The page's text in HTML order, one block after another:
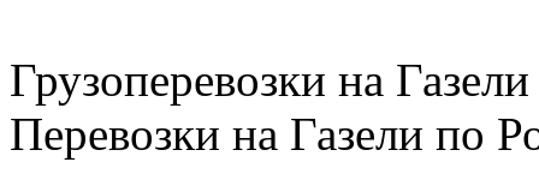
Грузоперевозки на
Перевозки на Газели по